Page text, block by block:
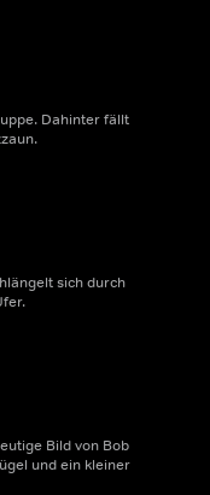
Dahinter fällt
sich durch
Bild von Bob
und ein kleiner